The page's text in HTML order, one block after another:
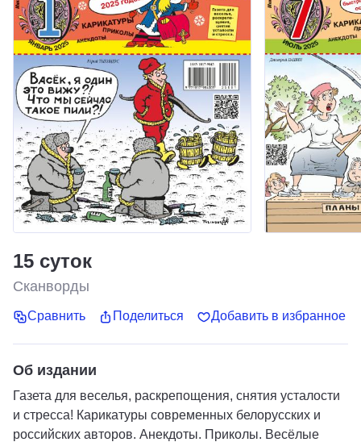
15 суток
Сканворды
Сравнить Поделиться Добавить в избранное
Об издании
Газета для веселья, раскрепощения, снятия усталости
и стресса! Карикатуры современных белорусских и
российских авторов. Анекдоты. Приколы. Весёлые